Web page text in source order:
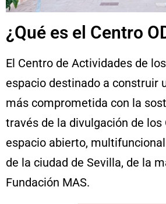
¿Qué es el Centro
El Centro de Actividades de
espacio destinado a construir
más comprometida con la
través de la divulgación de los
espacio abierto,
de la ciudad de Sevilla, de la
Fundación MAS.